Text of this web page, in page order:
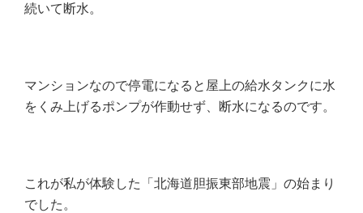
続いて断水。
マンションなので停電になると屋上の給水タンクに水
をくみ上げるポンプが作動せず、断水になるのです。
これが私が体験した「北海道胆振東部地震」の始まり
でした。